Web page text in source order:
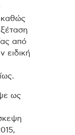
καθώς
από
ειδική
ως